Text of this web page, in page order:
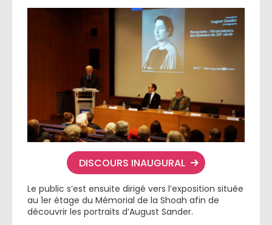
DISCOURS INAUGURAL
Le public s’est ensuite dirigé vers l’exposition située
au 1er étage du Mémorial de la Shoah afin de
découvrir les portraits d’August Sander.